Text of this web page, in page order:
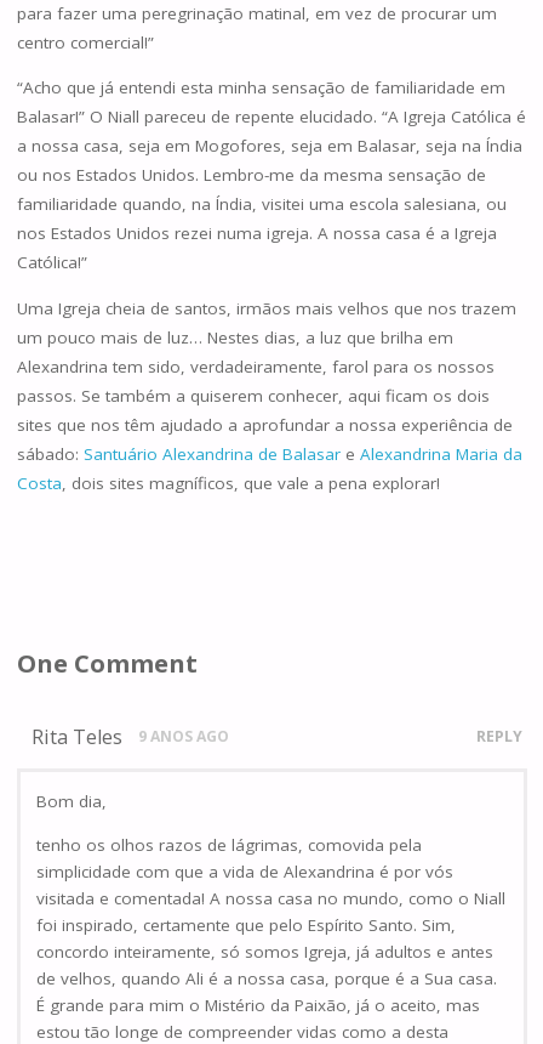
para fazer uma peregrinação matinal, em vez de procurar um
centro comercial!”
“Acho que já entendi esta minha sensação de familiaridade em
Balasar!” O Niall pareceu de repente elucidado. “A Igreja Católica é
a nossa casa, seja em Mogofores, seja em Balasar, seja na Índia
ou nos Estados Unidos. Lembro-me da mesma sensação de
familiaridade quando, na Índia, visitei uma escola salesiana, ou
nos Estados Unidos rezei numa igreja. A nossa casa é a Igreja
Católica!”
Uma Igreja cheia de santos, irmãos mais velhos que nos trazem
um pouco mais de luz… Nestes dias, a luz que brilha em
Alexandrina tem sido, verdadeiramente, farol para os nossos
passos. Se também a quiserem conhecer, aqui ficam os dois
sites que nos têm ajudado a aprofundar a nossa experiência de
sábado: Santuário Alexandrina de Balasare Alexandrina Maria da
Costa, dois sites magníficos, que vale a pena explorar!
One Comment
Rita Teles 9 ANOS AGO REPLY
Bom dia,
tenho os olhos razos de lágrimas, comovida pela
simplicidade com que a vida de Alexandrina é por vós
visitada e comentada! A nossa casa no mundo, como o Niall
foi inspirado, certamente que pelo Espírito Santo. Sim,
concordo inteiramente, só somos Igreja, já adultos e antes
de velhos, quando Ali é a nossa casa, porque é a Sua casa.
É grande para mim o Mistério da Paixão, já o aceito, mas
estou tão longe de compreender vidas como a desta